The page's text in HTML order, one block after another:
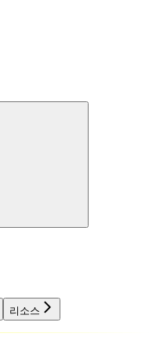
리소스